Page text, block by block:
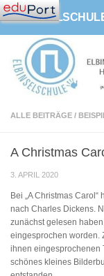
Zum Inhalt
ALLE BEITRÄGE /
A Christmas
3. APRIL 2020
Bei „A Christmas
nach Charles Dickens.
zunächst gelesen
eingesprochen worden.
ihnen eingesprochenen
schönes kleines